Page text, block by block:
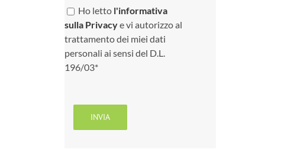
Ho letto l'informativa
sulla Privacye vi autorizzo al
trattamento dei miei dati
personali ai sensi del D.L.
196/03*